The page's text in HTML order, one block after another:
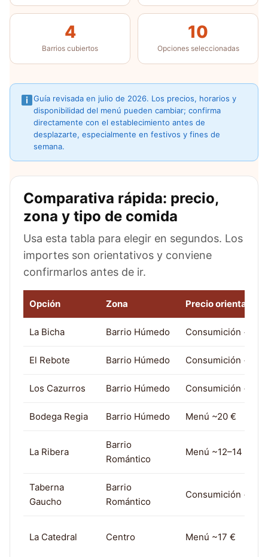
4
Barrios cubiertos
10
Opciones seleccionadas
Guía revisada en julio de 2026. Los precios, horarios y
disponibilidad del menú pueden cambiar; confirma
directamente con el establecimiento antes de
desplazarte, especialmente en festivos y fines de
semana.
Comparativa rápida: precio,
zona y tipo de comida
Usa esta tabla para elegir en segundos. Los
importes son orientativos y conviene
confirmarlos antes de ir.
Opción Zona Precio orientativo
La Bicha Barrio Húmedo Consumición +
El Rebote Barrio Húmedo Consumición +
Los Cazurros Barrio Húmedo Consumición +
Bodega Regia Barrio Húmedo Menú ~20 €
La Ribera
Barrio
Romántico
Menú ~12–14 €
Taberna
Gaucho
Barrio
Romántico
Consumición +
La Catedral Centro Menú ~17 €